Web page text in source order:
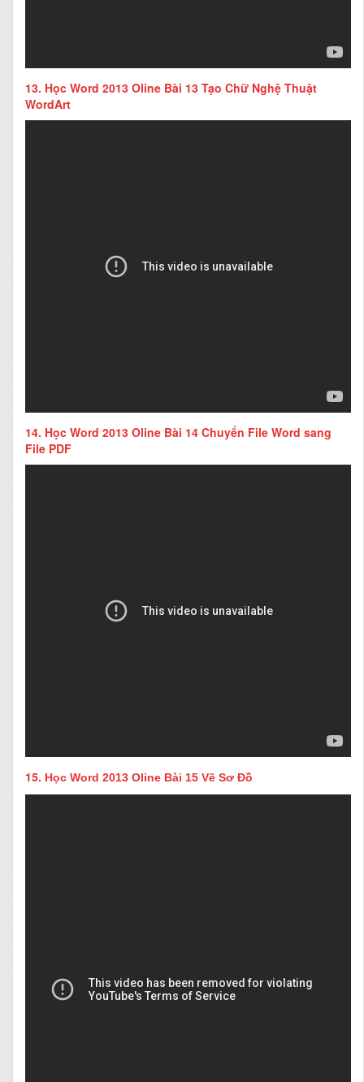
13. Học Word 2013 Oline Bài 13 Tạo Chữ Nghệ Thuật
WordArt
14. Học Word 2013 Oline Bài 14 Chuyển File Word sang
File PDF
15. Học Word 2013 Oline Bài 15 Vẽ Sơ Đồ